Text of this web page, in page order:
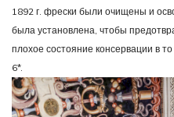
1892 г. фрески были очищены и
была установлена, чтобы
плохое состояние консервации в
6*.